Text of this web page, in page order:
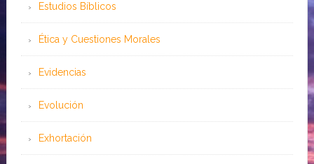
Estudios Bíblicos
Ética y Cuestiones Morales
Evidencias
Evolución
Exhortación